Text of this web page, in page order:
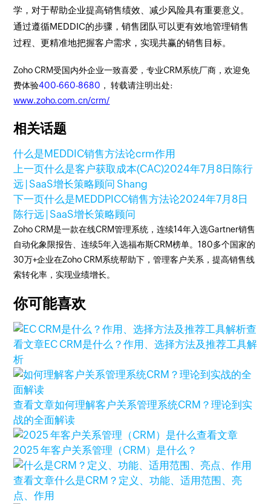
学，对于帮助企业提高销售绩效、减少风险具有重要意义。
通过遵循MEDDIC的步骤，销售团队可以更有效地管理销售
过程、更精准地把握客户需求，实现共赢的销售目标。
Zoho CRM受国内外企业一致喜爱，专业CRM系统厂商，欢迎免
费体验400-660-8680 ， 转载请注明出处:
www.zoho.com.cn/crm/
相关话题
什么是MEDDIC销售方法论crm作用
上一页什么是客户获取成本(CAC)2024年7月8日 陈行
远 | SaaS增长策略顾问 Shang
下一页什么是MEDDPICC销售方法论2024年7月8日
陈行远 | SaaS增长策略顾问
Zoho CRM是一款在线CRM管理系统，连续14年入选Gartner销售
自动化象限报告、连续5年入选福布斯CRM榜单。180多个国家的
30万+企业在Zoho CRM系统帮助下，管理客户关系，提高销售线
索转化率，实现业绩增长。
你可能喜欢
查
看文章EC CRM是什么？作用、选择方法及推荐工具解
析
查看文章如何理解客户关系管理系统CRM？理论到实
战的全面解读
查看文章
2025 年客户关系管理（CRM）是什么？
查看文章什么是CRM？定义、功能、适用范围、亮
点、作用